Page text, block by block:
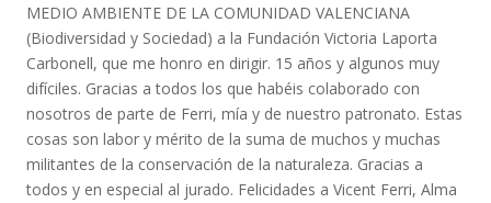
MEDIO AMBIENTE DE LA COMUNIDAD VALENCIANA
(Biodiversidad y Sociedad) a la Fundación Victoria Laporta
Carbonell, que me honro en dirigir. 15 años y algunos muy
difíciles. Gracias a todos los que habéis colaborado con
nosotros de parte de Ferri, mía y de nuestro patronato. Estas
cosas son labor y mérito de la suma de muchos y muchas
militantes de la conservación de la naturaleza. Gracias a
todos y en especial al jurado. Felicidades a Vicent Ferri, Alma